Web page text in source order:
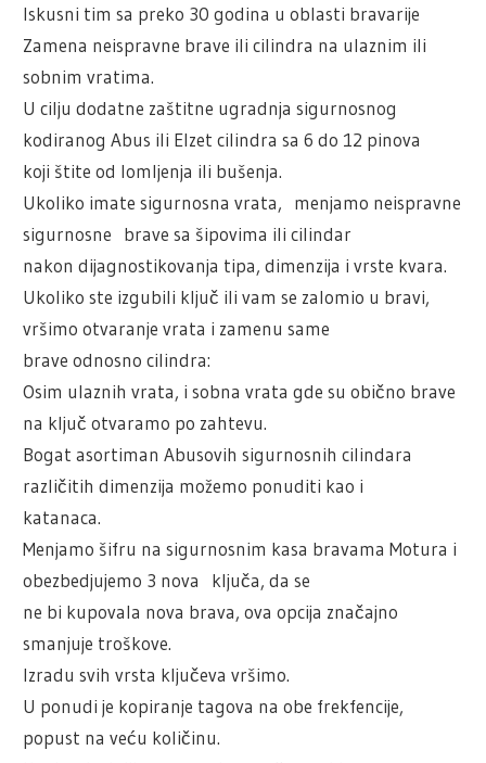
Iskusni tim sa preko 30 godina u oblasti bravarije
Zamena neispravne brave ili cilindra na ulaznim ili
sobnim vratima.
U cilju dodatne zaštitne ugradnja sigurnosnog
kodiranog Abus ili Elzet cilindra sa 6 do 12 pinova
koji štite od lomljenja ili bušenja.
Ukoliko imate sigurnosna vrata, menjamo neispravne
sigurnosne brave sa šipovima ili cilindar
nakon dijagnostikovanja tipa, dimenzija i vrste kvara.
Ukoliko ste izgubili ključ ili vam se zalomio u bravi,
vršimo otvaranje vrata i zamenu same
brave odnosno cilindra:
Osim ulaznih vrata, i sobna vrata gde su obično brave
na ključ otvaramo po zahtevu.
Bogat asortiman Abusovih sigurnosnih cilindara
različitih dimenzija možemo ponuditi kao i
katanaca.
Menjamo šifru na sigurnosnim kasa bravama Motura i
obezbedjujemo 3 nova ključa, da se
ne bi kupovala nova brava, ova opcija značajno
smanjuje troškove.
Izradu svih vrsta ključeva vršimo.
U ponudi je kopiranje tagova na obe frekfencije,
popust na veću količinu.